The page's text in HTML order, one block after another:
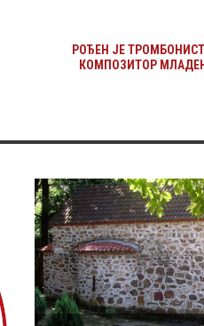
РОЂЕН ЈЕ
КОМПОЗИТОР